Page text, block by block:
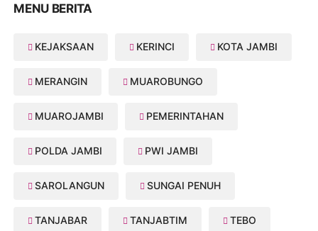
MENU BERITA
KEJAKSAAN KERINCI KOTA JAMBI
MERANGIN MUAROBUNGO
MUAROJAMBI PEMERINTAHAN
POLDA JAMBI PWI JAMBI
SAROLANGUN SUNGAI PENUH
TANJABAR TANJABTIM TEBO